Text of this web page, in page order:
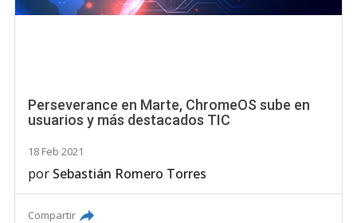
Perseverance en Marte, ChromeOS sube en
usuarios y más destacados TIC
18 Feb 2021
por Sebastián Romero Torres
Compartir